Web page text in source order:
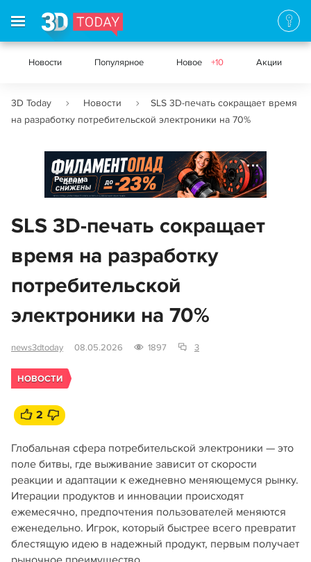
Новости Популярное Новое +10 Акции
3D Today Новости
SLS 3D-печать сокращает время
на разработку потребительской электроники на 70%
Реклама
SLS 3D-печать сокращает
время на разработку
потребительской
электроники на 70%
news3dtoday 08.05.2026 1897 3
НОВОСТИ
2
Глобальная сфера потребительской электроники — это
поле битвы, где выживание зависит от скорости
реакции и адаптации к ежедневно меняющемуся рынку.
Итерации продуктов и инновации происходят
ежемесячно, предпочтения пользователей меняются
еженедельно. Игрок, который быстрее всего превратит
блестящую идею в надежный продукт, первым получает